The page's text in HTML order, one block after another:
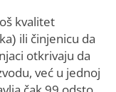
kvalitet
ili činjenicu da
otkrivaju da
već u jednoj